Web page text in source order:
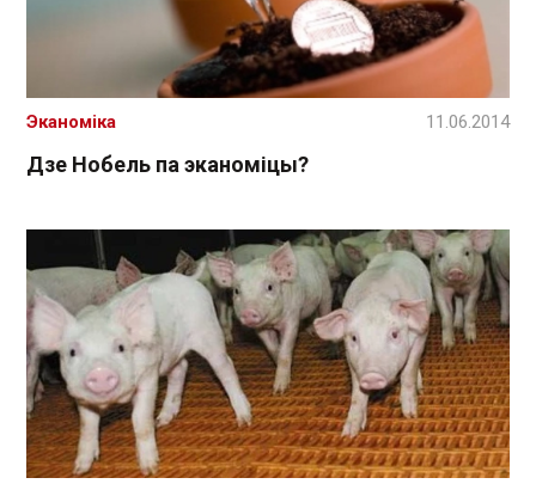
Дзе Нобель па эканоміцы?
Эканоміка 11.06.2014